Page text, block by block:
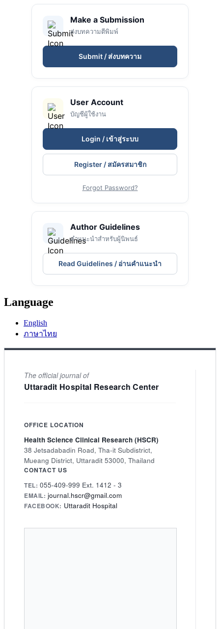
Make a Submission
ส่งบทความตีพิมพ์
Submit / ส่งบทความ
User Account
บัญชีผู้ใช้งาน
Login / เข้าสู่ระบบ
Register / สมัครสมาชิก
Forgot Password?
Author Guidelines
คำแนะนำสำหรับผู้นิพนธ์
Read Guidelines / อ่านคำแนะนำ
Language
English
ภาษาไทย
The official journal of
Uttaradit Hospital Research Center
OFFICE LOCATION
Health Science Clinical Research (HSCR)
38 Jetsadabadin Road, Tha-it Subdistrict,
Mueang District, Uttaradit 53000, Thailand
CONTACT US
TEL: 055-409-999 Ext. 1412 - 3
EMAIL: journal.hscr@gmail.com
FACEBOOK: Uttaradit Hospital